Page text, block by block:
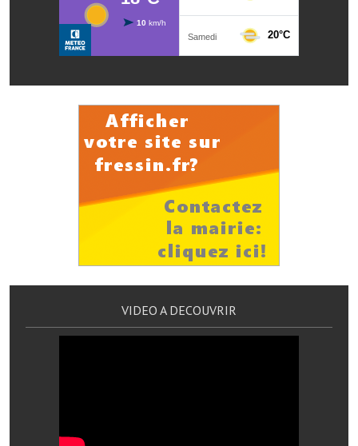
Services publics communaux
Démarches administratives
Biens à louer
Terrains et maisons à vendre
Etablissements scolaires
Equipements sportifs
Commerces et professions libérales
Exploitants agricoles
Réserver une salle
VIDEO A DECOUVRIR